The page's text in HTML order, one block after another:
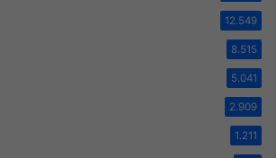
12.549
8.515
5.041
2.909
1.211